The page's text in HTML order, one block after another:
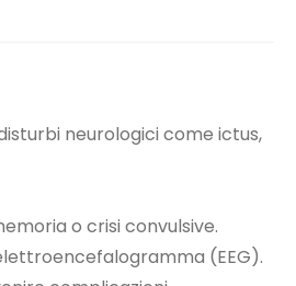
neurologici come ictus,
o crisi convulsive.
(EEG).